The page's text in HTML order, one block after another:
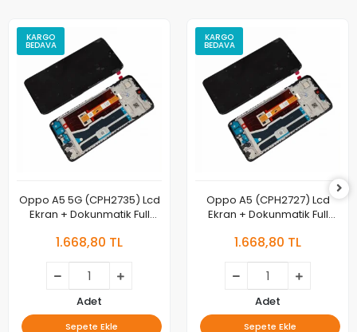
KARGO
BEDAVA
Oppo A5 5G (CPH2735) Lcd
Ekran + Dokunmatik Full
1.668,80 TL
Adet
Sepete Ekle
KARGO
BEDAVA
Oppo A5 (CPH2727) Lcd
Ekran + Dokunmatik Full
1.668,80 TL
Adet
Sepete Ekle